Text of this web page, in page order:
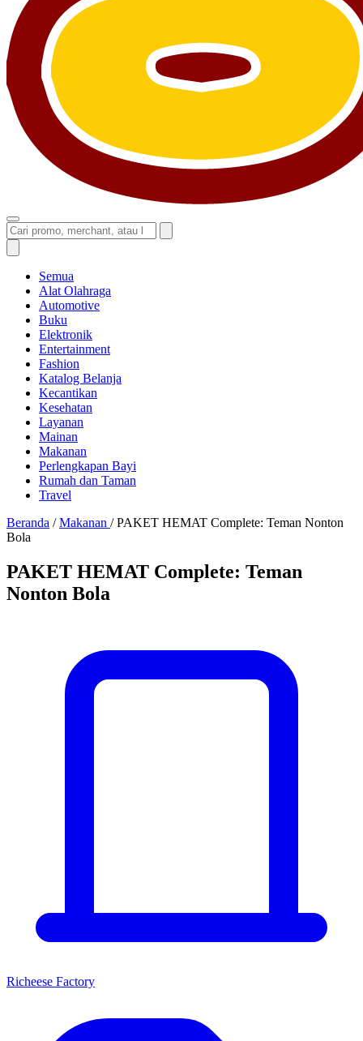
Semua
Alat Olahraga
Automotive
Buku
Elektronik
Entertainment
Fashion
Katalog Belanja
Kecantikan
Kesehatan
Layanan
Mainan
Makanan
Perlengkapan Bayi
Rumah dan Taman
Travel
Beranda / Makanan / PAKET HEMAT Complete: Teman Nonton
Bola
PAKET HEMAT Complete: Teman
Nonton Bola
Richeese Factory